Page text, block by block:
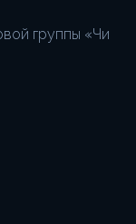
группы «Чи